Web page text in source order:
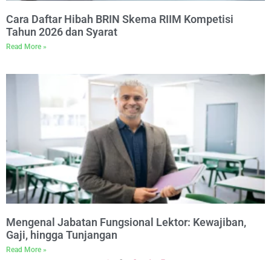
Cara Daftar Hibah BRIN Skema RIIM Kompetisi
Tahun 2026 dan Syarat
Read More »
Mengenal Jabatan Fungsional Lektor: Kewajiban,
Gaji, hingga Tunjangan
Read More »